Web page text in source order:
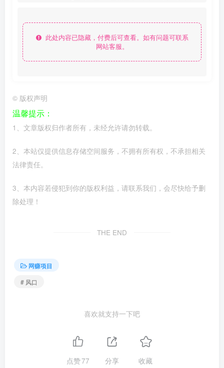
此处内容已隐藏，付费后可查看。如有问题可联系
网站客服。
© 版权声明
温馨提示：
1、文章版权归作者所有，未经允许请勿转载。
2、本站仅提供信息存储空间服务，不拥有所有权，不承担相关
法律责任。
3、本内容若侵犯到你的版权利益，请联系我们，会尽快给予删
除处理！
THE END
网赚项目
# 风口
喜欢就支持一下吧
点赞77 分享 收藏